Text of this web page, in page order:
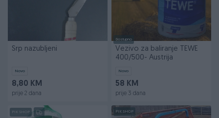
Srp nazubljeni
Novo
8,80 KM
prije 2 dana
Dostupno
Vezivo za baliranje TEWE
400/500- Austrija
Novo
58 KM
prije 3 dana
PIK SHOP PIK SHOP